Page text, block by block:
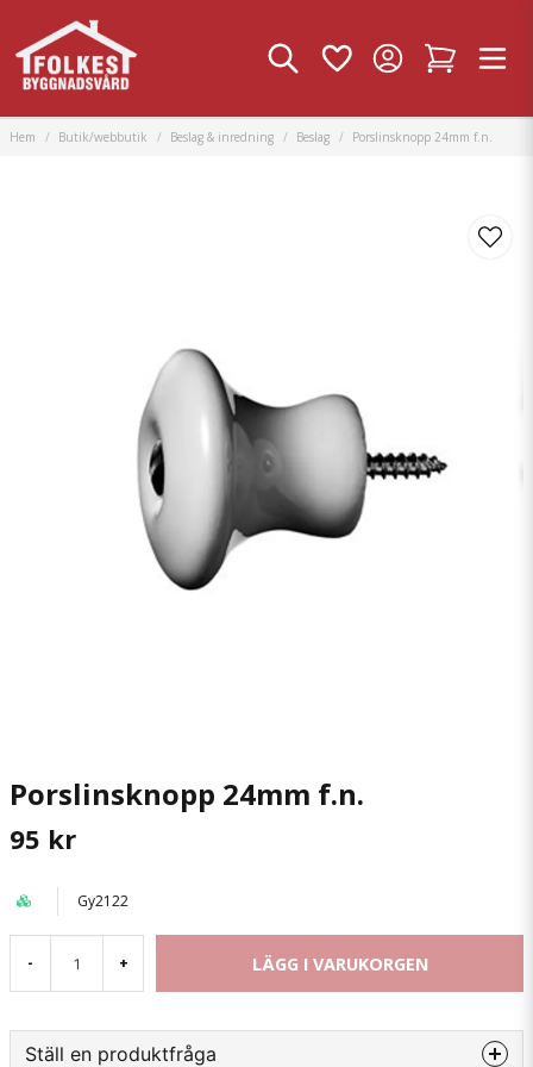
Hem Butik/webbutik Beslag & inredning Beslag Porslinsknopp 24mm f.n.
Porslinsknopp 24mm f.n.
95 kr
Gy2122
- + LÄGG I VARUKORGEN
Ställ en produktfråga